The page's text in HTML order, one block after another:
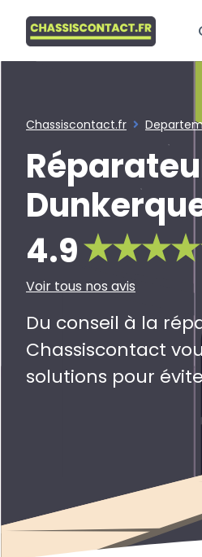
Chassiscontact.fr
4.9
Voir tous nos avis
Du conseil à la
Chassiscontact
solutions pour